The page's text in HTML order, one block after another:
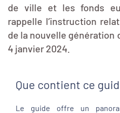
de ville et les fonds
rappelle l’instruction
de la nouvelle génération
4 janvier 2024.
Que contient ce
Le guide offre un